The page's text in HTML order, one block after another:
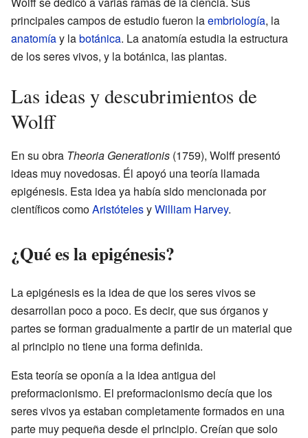
principales campos de estudio fueron laembriología, la
anatomíay labotánica. La anatomía estudia la estructura
de los seres vivos, y la botánica, las plantas.
Las ideas y descubrimientos de
Wolff
En su obra Theoria Generationis (1759), Wolff presentó
ideas muy novedosas. Él apoyó una teoría llamada
epigénesis. Esta idea ya había sido mencionada por
científicos comoAristótelesyWilliam Harvey.
¿Qué es la epigénesis?
La epigénesis es la idea de que los seres vivos se
desarrollan poco a poco. Es decir, que sus órganos y
partes se forman gradualmente a partir de un material que
al principio no tiene una forma definida.
Esta teoría se oponía a la idea antigua del
preformacionismo. El preformacionismo decía que los
seres vivos ya estaban completamente formados en una
parte muy pequeña desde el principio. Creían que solo